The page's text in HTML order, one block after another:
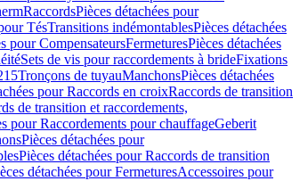
RaccordsPièces détachées pour
TésTransitions indémontablesPièces détachées
pour CompensateursFermeturesPièces détachées
Sets de vis pour raccordements à brideFixations
Tronçons de tuyauManchonsPièces détachées
pour Raccords en croixRaccords de transition
de transition et raccordements,
pour Raccordements pour chauffageGeberit
Pièces détachées pour
Pièces détachées pour Raccords de transition
détachées pour FermeturesAccessoires pour